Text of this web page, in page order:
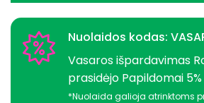
Nuolaidos kodas:
Vasaros išpardavimas
prasidėjo Papildomai
*Nuolaida galioja atrinktoms